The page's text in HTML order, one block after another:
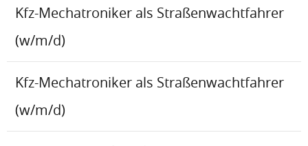
Kfz-Mechatroniker als Straßenwachtfahrer
(w/m/d)
Kfz-Mechatroniker als Straßenwachtfahrer
(w/m/d)